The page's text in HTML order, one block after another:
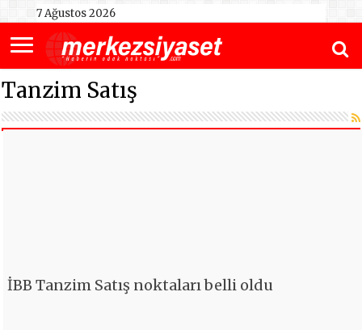
7 Ağustos 2026
Tanzim Satış
İBB Tanzim Satış noktaları belli oldu